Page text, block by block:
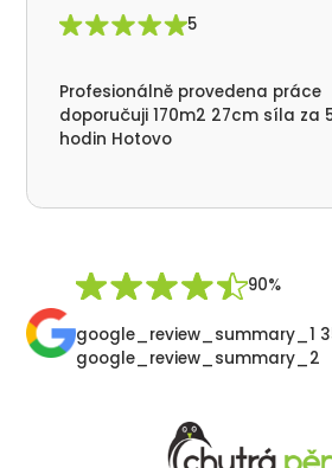
5
Profesionálně provedena práce
doporučuji 170m2 27cm síla za 5
hodin Hotovo
90%
google_review_summary_1
google_review_summary_2